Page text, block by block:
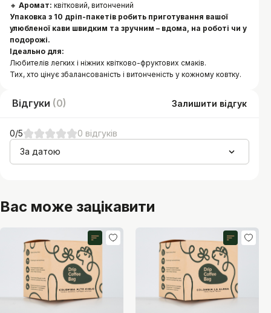
🔸 Аромат: квітковий, витончений
Упаковка з 10 дріп-пакетів робить приготування вашої
улюбленої кави швидким та зручним – вдома, на роботі чи у
подорожі.
Ідеально для:
Любителів легких і ніжних квітково-фруктових смаків.
Тих, хто цінує збалансованість і витонченість у кожному ковтку.
Відгуки (0) Залишити відгук
0/5 0 відгуків
За датою
Вас може зацікавити
Рівень кислотності
Рівень гіркоти
Рівень солодкості
8
Рівень кислотності
6
Рівень гіркоти
Рівень солодкості
7